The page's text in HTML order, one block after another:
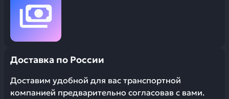
Доставка по России
Доставим удобной для вас транспортной
компанией предварительно согласовав с вами.